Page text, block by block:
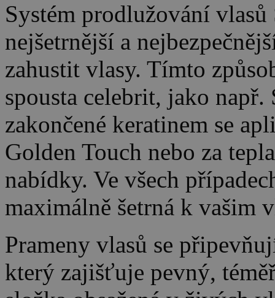
Systém prodlužování
nejšetrnější a
zahustit vlasy. Tímto
spousta celebrit, jako
zakončené keratinem se
Golden Touch nebo za
nabídky. Ve všech
maximálně šetrná k vašim
Prameny vlasů se
který zajišťuje pevný,